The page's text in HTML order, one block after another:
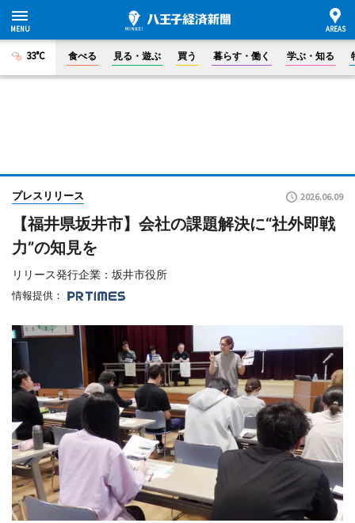
33°C 食べる 見る・遊ぶ 買う 暮らす・働く 学ぶ・知る
プレスリリース 2026.06.09
【福井県坂井市】会社の課題解決に“社外即戦
力”の知見を
リリース発行企業：坂井市役所
情報提供：